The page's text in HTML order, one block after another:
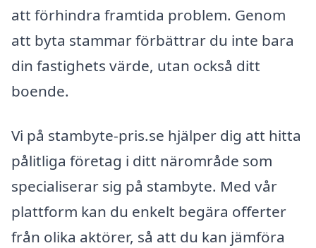
att förhindra framtida problem. Genom
att byta stammar förbättrar du inte bara
din fastighets värde, utan också ditt
boende.
Vi på stambyte-pris.se hjälper dig att hitta
pålitliga företag i ditt närområde som
specialiserar sig på stambyte. Med vår
plattform kan du enkelt begära offerter
från olika aktörer, så att du kan jämföra